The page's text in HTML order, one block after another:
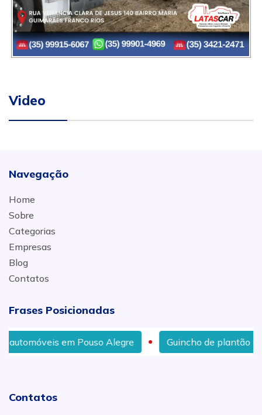
Video
Navegação
Home
Sobre
Categorias
Empresas
Blog
Contatos
Frases Posicionadas
Alegre Guincho de plantão em Silvianópolis
Contatos